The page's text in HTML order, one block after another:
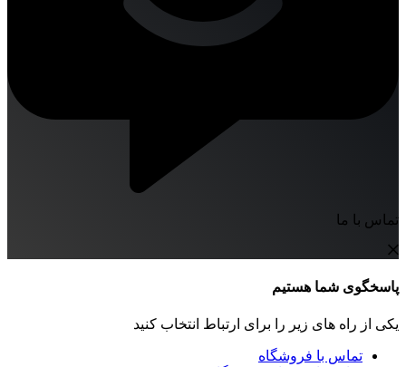
تماس با ما
پاسخگوی شما هستیم
یکی از راه های زیر را برای ارتباط انتخاب کنید
تماس با فروشگاه